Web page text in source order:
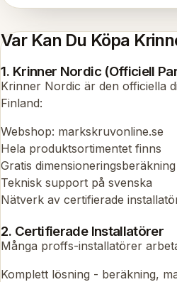
Var Kan Du Köpa
1. Krinner Nordic (Officiell
Krinner Nordic är den officiella
Finland:
Webshop: markskruvonline.se
Hela produktsortimentet finns
Gratis dimensioneringsberäkning
Teknisk support på svenska
Nätverk av certifierade
2. Certifierade Installatörer
Många proffs-installatörer
Komplett lösning - beräkning,